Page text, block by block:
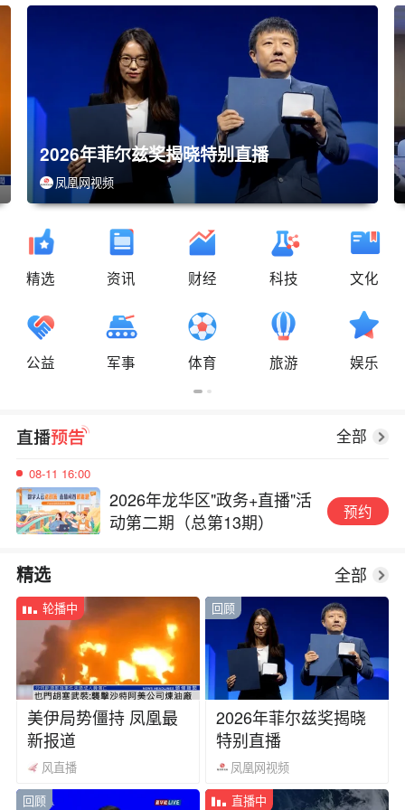
2026年菲尔兹奖揭晓特别直播
凤凰网视频
精选 资讯 财经 科技 文化
公益 军事 体育 旅游 娱乐
全部
08-11 16:00
2026年龙华区"政务+直播"活
动第二期（总第13期）
预约
08-11 16:00
动第二期（总第13期）
预约
精选 全部
轮播中
美伊局势僵持 凤凰最
新报道
风直播
回顾
2026年菲尔兹奖揭晓
特别直播
凤凰网视频
回顾
直播中